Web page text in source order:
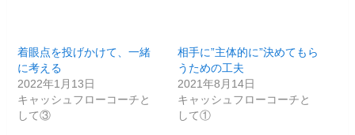
着眼点を投げかけて、一緒
に考える
2022年1月13日
キャッシュフローコーチと
して③
相手に”主体的に”決めてもら
うための工夫
2021年8月14日
キャッシュフローコーチと
して①